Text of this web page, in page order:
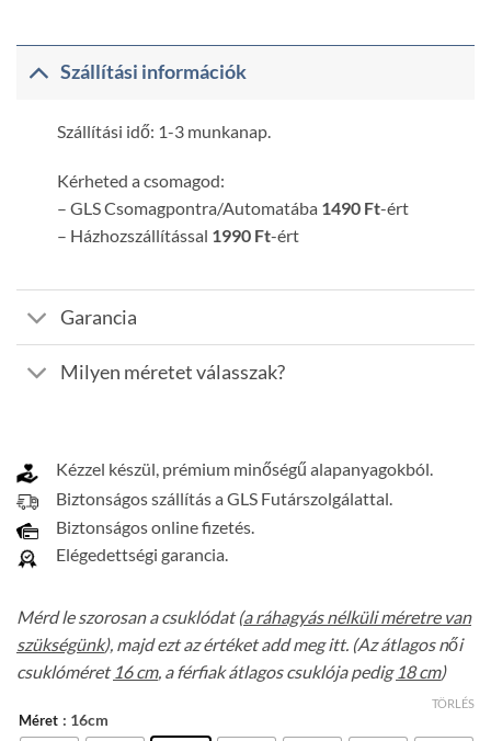
Szállítási információk
Szállítási idő: 1-3 munkanap.
Kérheted a csomagod:
– GLS Csomagpontra/Automatába 1490 Ft-ért
– Házhozszállítással 1990 Ft-ért
Garancia
Milyen méretet válasszak?
Kézzel készül, prémium minőségű alapanyagokból.
Biztonságos szállítás a GLS Futárszolgálattal.
Biztonságos online fizetés.
Elégedettségi garancia.
Mérd le szorosan a csuklódat (a ráhagyás nélküli méretre van
szükségünk), majd ezt az értéket add meg itt. (Az átlagos női
csuklóméret 16 cm, a férfiak átlagos csuklója pedig 18 cm)
Méret : 16cm
TÖRLÉS